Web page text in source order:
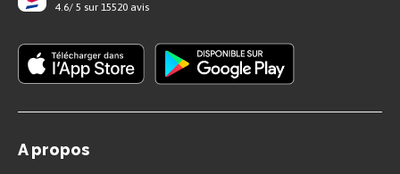
Il se dépeint lui-même à travers ces
sujets bas, afin de toucher à une vérité
qui lui semble universelle :
4.6/ 5 sur 15520 avis
A propos